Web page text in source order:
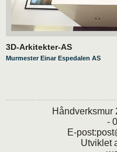
3D-Arkitekter-AS
Murmester Einar Espedalen AS
Håndverksmur
-
E-post:
Utviklet